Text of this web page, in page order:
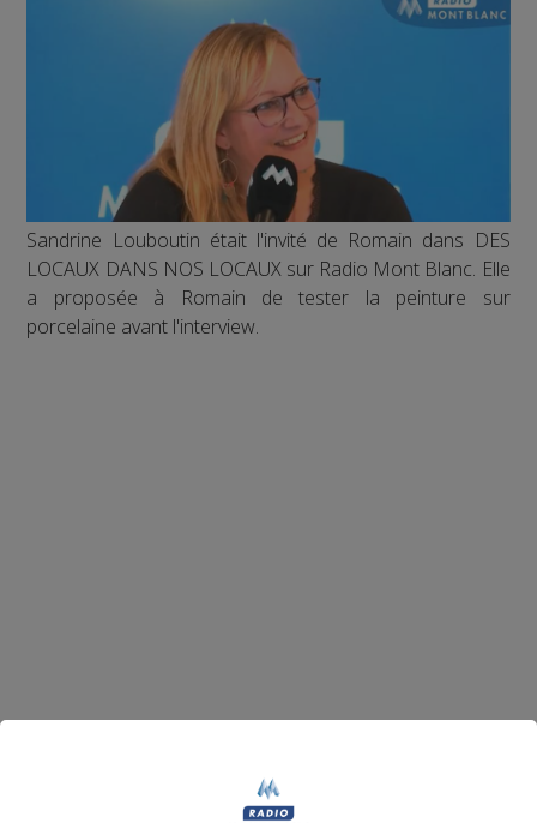
Sandrine Louboutin était l'invité de Romain dans DES
LOCAUX DANS NOS LOCAUX sur Radio Mont Blanc. Elle
a proposée à Romain de tester la peinture sur
porcelaine avant l'interview.